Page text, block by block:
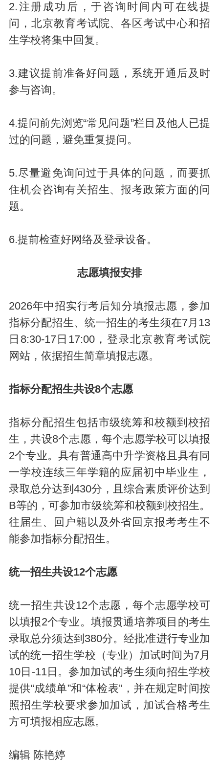
2.注册成功后，于咨询时间内可在线提
问，北京教育考试院、各区考试中心和招
生学校将集中回复。
3.建议提前准备好问题，系统开通后及时
参与咨询。
4.提问前先浏览“常见问题”栏目及他人已提
过的问题，避免重复提问。
5.尽量避免询问过于具体的问题，而要抓
住机会咨询有关招生、报考政策方面的问
题。
6.提前检查好网络及登录设备。
志愿填报安排
2026年中招实行考后知分填报志愿，参加
指标分配招生、统一招生的考生须在7月13
日8:30-17日17:00，登录北京教育考试院
网站，依据招生简章填报志愿。
指标分配招生共设8个志愿
指标分配招生包括市级统筹和校额到校招
生，共设8个志愿，每个志愿学校可以填报
2个专业。具有普通高中升学资格且具有同
一学校连续三年学籍的应届初中毕业生，
录取总分达到430分，且综合素质评价达到
B等的，可参加市级统筹和校额到校招生。
往届生、回户籍以及外省回京报考考生不
能参加指标分配招生。
统一招生共设12个志愿
统一招生共设12个志愿，每个志愿学校可
以填报2个专业。填报贯通培养项目的考生
录取总分须达到380分。经批准进行专业加
试的统一招生学校（专业）加试时间为7月
10日-11日。参加加试的考生须向招生学校
提供“成绩单”和“体检表”，并在规定时间按
照招生学校要求参加加试，加试合格考生
方可填报相应志愿。
编辑 陈艳婷